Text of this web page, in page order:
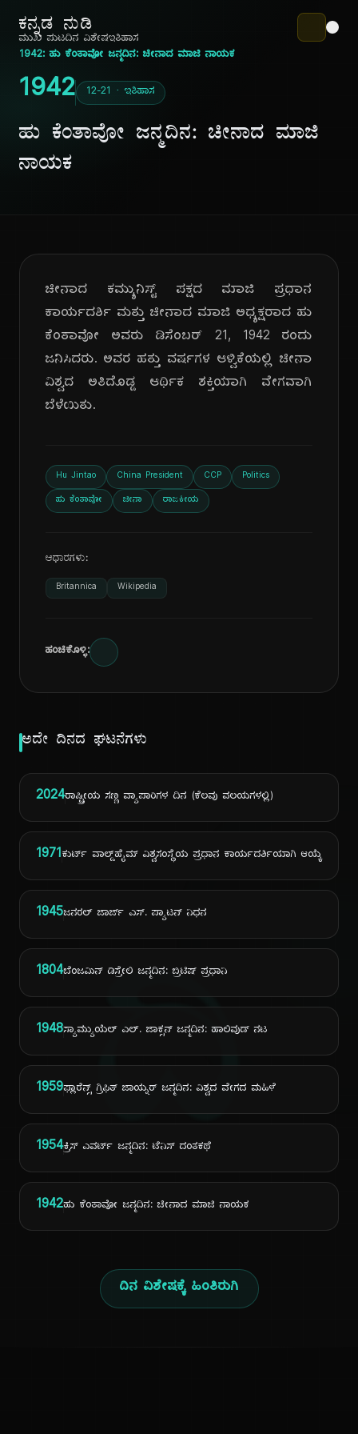
ಕನ್ನಡ ನುಡಿ
ದಿ
ಮುಖ ಪುಟದಿನ ವಿಶೇಷಇತಿಹಾಸ
1942: ಹು ಕೆಂತಾವೋ ಜನ್ಮದಿನ: ಚೀನಾದ ಮಾಜಿ ನಾಯಕ
1942 12-21 · ಇತಿಹಾಸ
ಹು ಕೆಂತಾವೋ ಜನ್ಮದಿನ: ಚೀನಾದ ಮಾಜಿ
ನಾಯಕ
ಚೀನಾದ ಕಮ್ಯುನಿಸ್ಟ್ ಪಕ್ಷದ ಮಾಜಿ ಪ್ರಧಾನ
ಕಾರ್ಯದರ್ಶಿ ಮತ್ತು ಚೀನಾದ ಮಾಜಿ ಅಧ್ಯಕ್ಷರಾದ ಹು
ಕೆಂತಾವೋ ಅವರು ಡಿಸೆಂಬರ್ 21, 1942 ರಂದು
ಜನಿಸಿದರು. ಅವರ ಹತ್ತು ವರ್ಷಗಳ ಆಳ್ವಿಕೆಯಲ್ಲಿ ಚೀನಾ
ವಿಶ್ವದ ಅತಿದೊಡ್ಡ ಆರ್ಥಿಕ ಶಕ್ತಿಯಾಗಿ ವೇಗವಾಗಿ
ಬೆಳೆಯಿತು.
Hu Jintao China President CCP Politics
ಹು ಕೆಂತಾವೋ ಚೀನಾ ರಾಜಕೀಯ
ಆಧಾರಗಳು:
Britannica Wikipedia
ಹಂಚಿಕೊಳ್ಳಿ:
ಅದೇ ದಿನದ ಘಟನೆಗಳು
2024ರಾಷ್ಟ್ರೀಯ ಸಣ್ಣ ವ್ಯಾಪಾರಿಗಳ ದಿನ (ಕೆಲವು ವಲಯಗಳಲ್ಲಿ)
1971ಕುರ್ಟ್ ವಾಲ್ಡ್‌ಹೈಮ್ ವಿಶ್ವಸಂಸ್ಥೆಯ ಪ್ರಧಾನ ಕಾರ್ಯದರ್ಶಿಯಾಗಿ ಆಯ್ಕೆ
1945ಜನರಲ್ ಜಾರ್ಜ್ ಎಸ್. ಪ್ಯಾಟನ್ ನಿಧನ
1804ಬೆಂಜಮಿನ್ ಡಿಸ್ರೇಲಿ ಜನ್ಮದಿನ: ಬ್ರಿಟಿಷ್ ಪ್ರಧಾನಿ
1948ಸ್ಯಾಮ್ಯುಯೆಲ್ ಎಲ್. ಜಾಕ್ಸನ್ ಜನ್ಮದಿನ: ಹಾಲಿವುಡ್ ನಟ
1959ಫ್ಲಾರೆನ್ಸ್ ಗ್ರಿಫಿತ್ ಜಾಯ್ನರ್ ಜನ್ಮದಿನ: ವಿಶ್ವದ ವೇಗದ ಮಹಿಳೆ
1954ಕ್ರಿಸ್ ಎವರ್ಟ್ ಜನ್ಮದಿನ: ಟೆನಿಸ್ ದಂತಕಥೆ
1942ಹು ಕೆಂತಾವೋ ಜನ್ಮದಿನ: ಚೀನಾದ ಮಾಜಿ ನಾಯಕ
ದಿನ ವಿಶೇಷಕ್ಕೆ ಹಿಂತಿರುಗಿ